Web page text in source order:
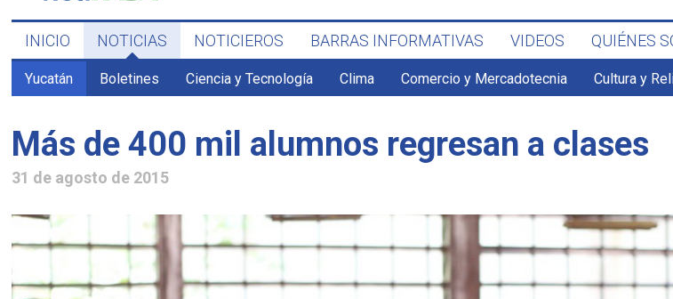
INICIO NOTICIAS NOTICIEROS BARRAS INFORMATIVAS VIDEOS QUIÉNES
Yucatán Boletines Ciencia y Tecnología Clima Comercio y Mercadotecnia Cultura y
Más de 400 mil alumnos regresan a clases
31 de agosto de 2015